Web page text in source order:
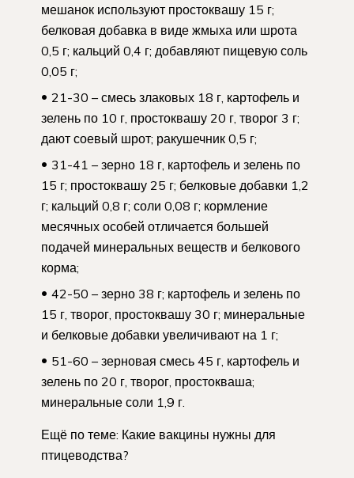
мешанок используют простоквашу 15 г;
белковая добавка в виде жмыха или шрота
0,5 г; кальций 0,4 г; добавляют пищевую соль
0,05 г;
21-30 – смесь злаковых 18 г, картофель и
зелень по 10 г, простоквашу 20 г, творог 3 г;
дают соевый шрот; ракушечник 0,5 г;
31-41 – зерно 18 г, картофель и зелень по
15 г; простоквашу 25 г; белковые добавки 1,2
г; кальций 0,8 г; соли 0,08 г; кормление
месячных особей отличается большей
подачей минеральных веществ и белкового
корма;
42-50 – зерно 38 г; картофель и зелень по
15 г, творог, простоквашу 30 г; минеральные
и белковые добавки увеличивают на 1 г;
51-60 – зерновая смесь 45 г, картофель и
зелень по 20 г, творог, простокваша;
минеральные соли 1,9 г.
Ещё по теме: Какие вакцины нужны для
птицеводства?